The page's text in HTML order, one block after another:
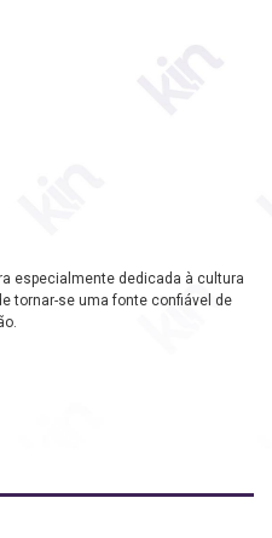
especialmente dedicada à cultura
tornar-se uma fonte confiável de